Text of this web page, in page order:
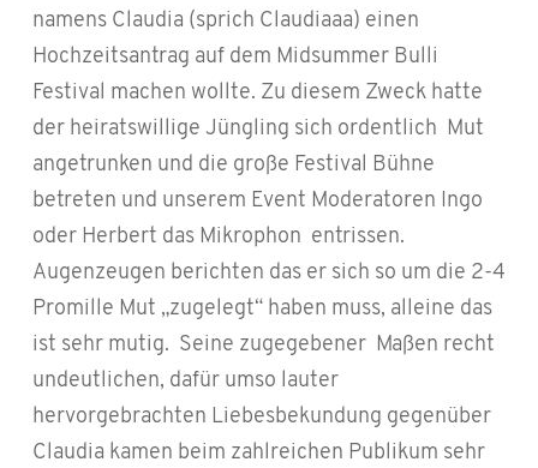
namens Claudia (sprich Claudiaaa) einen
Hochzeitsantrag auf dem Midsummer Bulli
Festival machen wollte. Zu diesem Zweck hatte
der heiratswillige Jüngling sich ordentlich Mut
angetrunken und die große Festival Bühne
betreten und unserem Event Moderatoren Ingo
oder Herbert das Mikrophon entrissen.
Augenzeugen berichten das er sich so um die 2-4
Promille Mut „zugelegt“ haben muss, alleine das
ist sehr mutig. Seine zugegebener Maßen recht
undeutlichen, dafür umso lauter
hervorgebrachten Liebesbekundung gegenüber
Claudia kamen beim zahlreichen Publikum sehr